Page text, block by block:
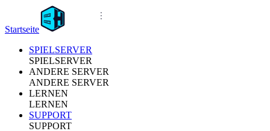
Startseite
SPIELSERVER
SPIELSERVER
ANDERE SERVER
ANDERE SERVER
LERNEN
LERNEN
SUPPORT
SUPPORT